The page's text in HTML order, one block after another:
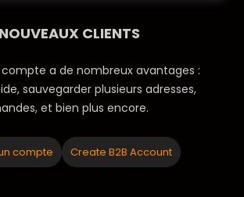
NOUVEAUX CLIENTS
compte a de nombreux avantages :
sauvegarder plusieurs adresses,
et bien plus encore.
compte Create B2B Account